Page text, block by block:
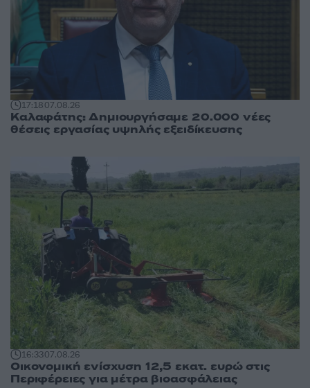
17:1807.08.26
Καλαφάτης: Δημιουργήσαμε 20.000 νέες
θέσεις εργασίας υψηλής εξειδίκευσης
16:3307.08.26
Οικονομική ενίσχυση 12,5 εκατ. ευρώ στις
Περιφέρειες για μέτρα βιοασφάλειας